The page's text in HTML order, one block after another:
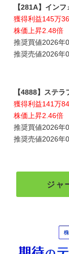
【281A】イン
獲得利益145万
株価上昇2.48倍
推奨買値2026年
推奨売値2026年
【4888】ステラ
獲得利益141万
株価上昇2.46倍
推奨買値2026年
推奨売値2026年
ジャ